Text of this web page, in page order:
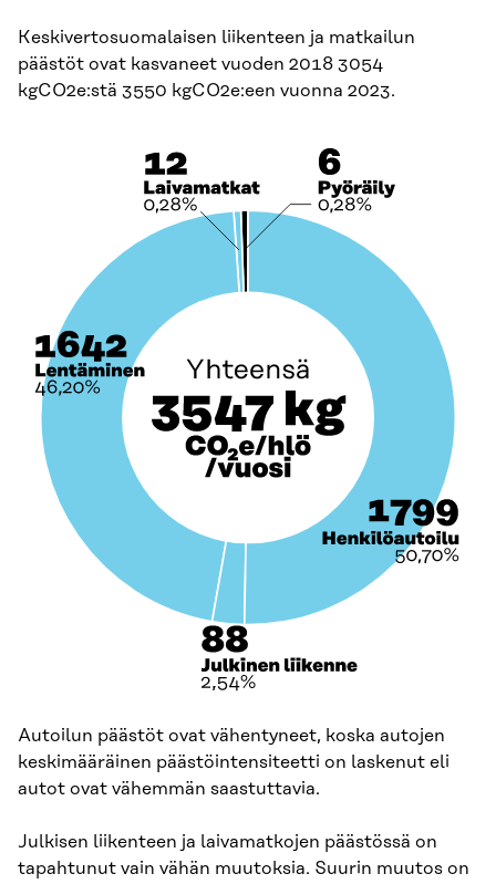
Keskivertosuomalaisen liikenteen ja matkailun
päästöt ovat kasvaneet vuoden 2018 3054
kgCO2e:stä 3550 kgCO2e:een vuonna 2023.
Autoilun päästöt ovat vähentyneet, koska autojen
keskimääräinen päästöintensiteetti on laskenut eli
autot ovat vähemmän saastuttavia.
Julkisen liikenteen ja laivamatkojen päästössä on
tapahtunut vain vähän muutoksia. Suurin muutos on